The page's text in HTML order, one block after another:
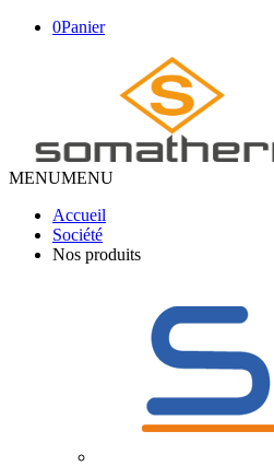
0Panier
MENUMENU
Accueil
Société
Nos produits